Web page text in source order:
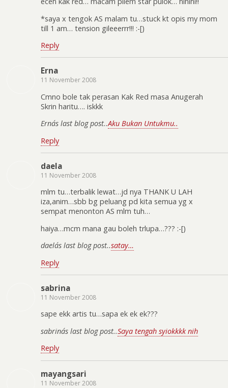
*saya x tengok AS malam tu…stuck kt opis my mom
till 1 am… tension gileeerrr!!! :-[)
Reply
Erna
11 November 2008
Cmno bole tak perasan Kak Red masa Anugerah
Skrin haritu…. iskkk
Erna´s last blog post..Aku Bukan Untukmu..
Reply
daela
11 November 2008
mlm tu…terbalik lewat…jd nya THANK U LAH
iza,anim…sbb bg peluang pd kita semua yg x
sempat menonton AS mlm tuh…
haiya…mcm mana gau boleh trlupa…??? :-[)
daela´s last blog post..satay…
Reply
sabrina
11 November 2008
sape ekk artis tu…sapa ek ek ek???
sabrina´s last blog post..Saya tengah syiokkkk nih
Reply
mayangsari
11 November 2008